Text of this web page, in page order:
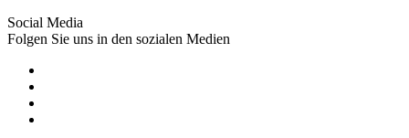
Social Media
Folgen Sie uns in den sozialen Medien